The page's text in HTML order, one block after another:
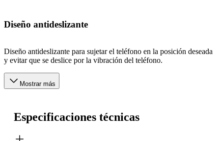
Diseño antideslizante
Diseño antideslizante para sujetar el teléfono en la posición deseada
y evitar que se deslice por la vibración del teléfono.
Mostrar más
Especificaciones técnicas